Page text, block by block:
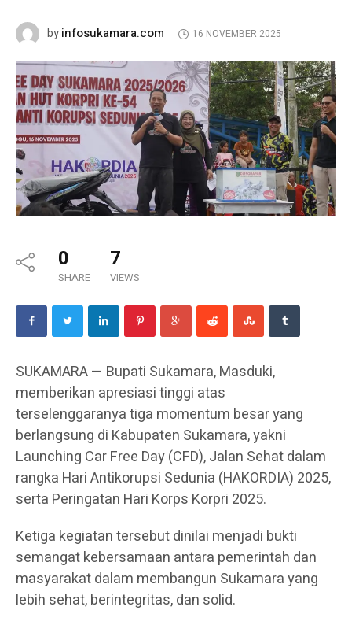
byinfosukamara.com 16 NOVEMBER 2025
0
SHARE
7
VIEWS
SUKAMARA — Bupati Sukamara, Masduki,
memberikan apresiasi tinggi atas
terselenggaranya tiga momentum besar yang
berlangsung di Kabupaten Sukamara, yakni
Launching Car Free Day (CFD), Jalan Sehat dalam
rangka Hari Antikorupsi Sedunia (HAKORDIA) 2025,
serta Peringatan Hari Korps Korpri 2025.
Ketiga kegiatan tersebut dinilai menjadi bukti
semangat kebersamaan antara pemerintah dan
masyarakat dalam membangun Sukamara yang
lebih sehat, berintegritas, dan solid.